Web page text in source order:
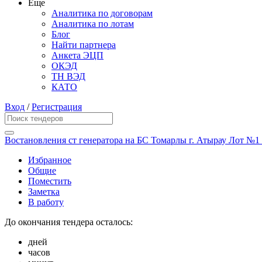
Еще
Аналитика по договорам
Аналитика по лотам
Блог
Найти партнера
Анкета ЭЦП
ОКЭД
ТН ВЭД
КАТО
Вход /Регистрация
Востановления ст генератора на БС Томарлы г. Атырау Лот
Избранное
Общие
Поместить
Заметка
В работу
До окончания тендера осталось:
дней
часов